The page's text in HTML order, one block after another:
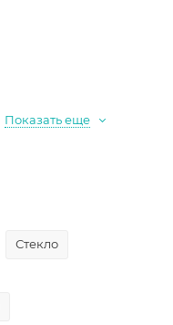
Показать еще
Стекло